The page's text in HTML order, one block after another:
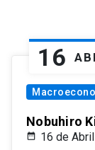
16
Nobuhiro
16 de